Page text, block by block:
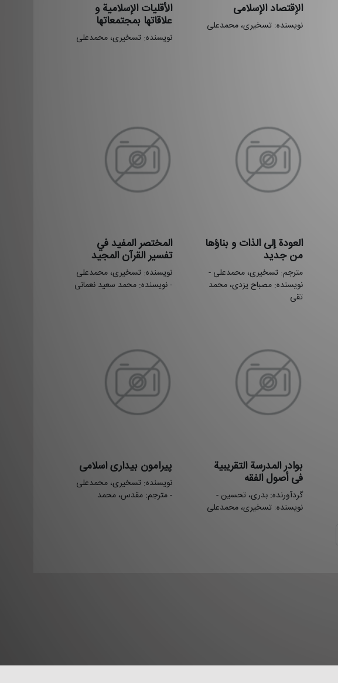
الإقتصاد الإسلامی
نویسنده: تسخیری، محمدعلی
الأقلیات الإسلامیة و
علاقاتها بمجتمعاتها
نویسنده: تسخیری، محمدعلی
العودة إلی الذات و بناؤها
من جدید
مترجم: تسخیری، محمدعلی -
نویسنده: مصباح یزدی، محمد
تقی
المختصر المفيد في
تفسير القرآن المجيد
نویسنده: تسخیری، محمدعلی
- نویسنده: محمد سعید نعمانی
بوادر المدرسة التقریبیة
فی أصول الفقه
گردآورنده: بدری، تحسین -
نویسنده: تسخیری، محمدعلی
پیرامون بیداری اسلامی
نویسنده: تسخیری، محمدعلی
- مترجم: مقدس، محمد